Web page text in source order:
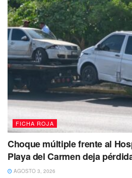
Faisanes, encendiendo las
tránsito.
FICHA ROJA
Choque múltiple frente al
Playa del Carmen deja
AGOSTO 3, 2026